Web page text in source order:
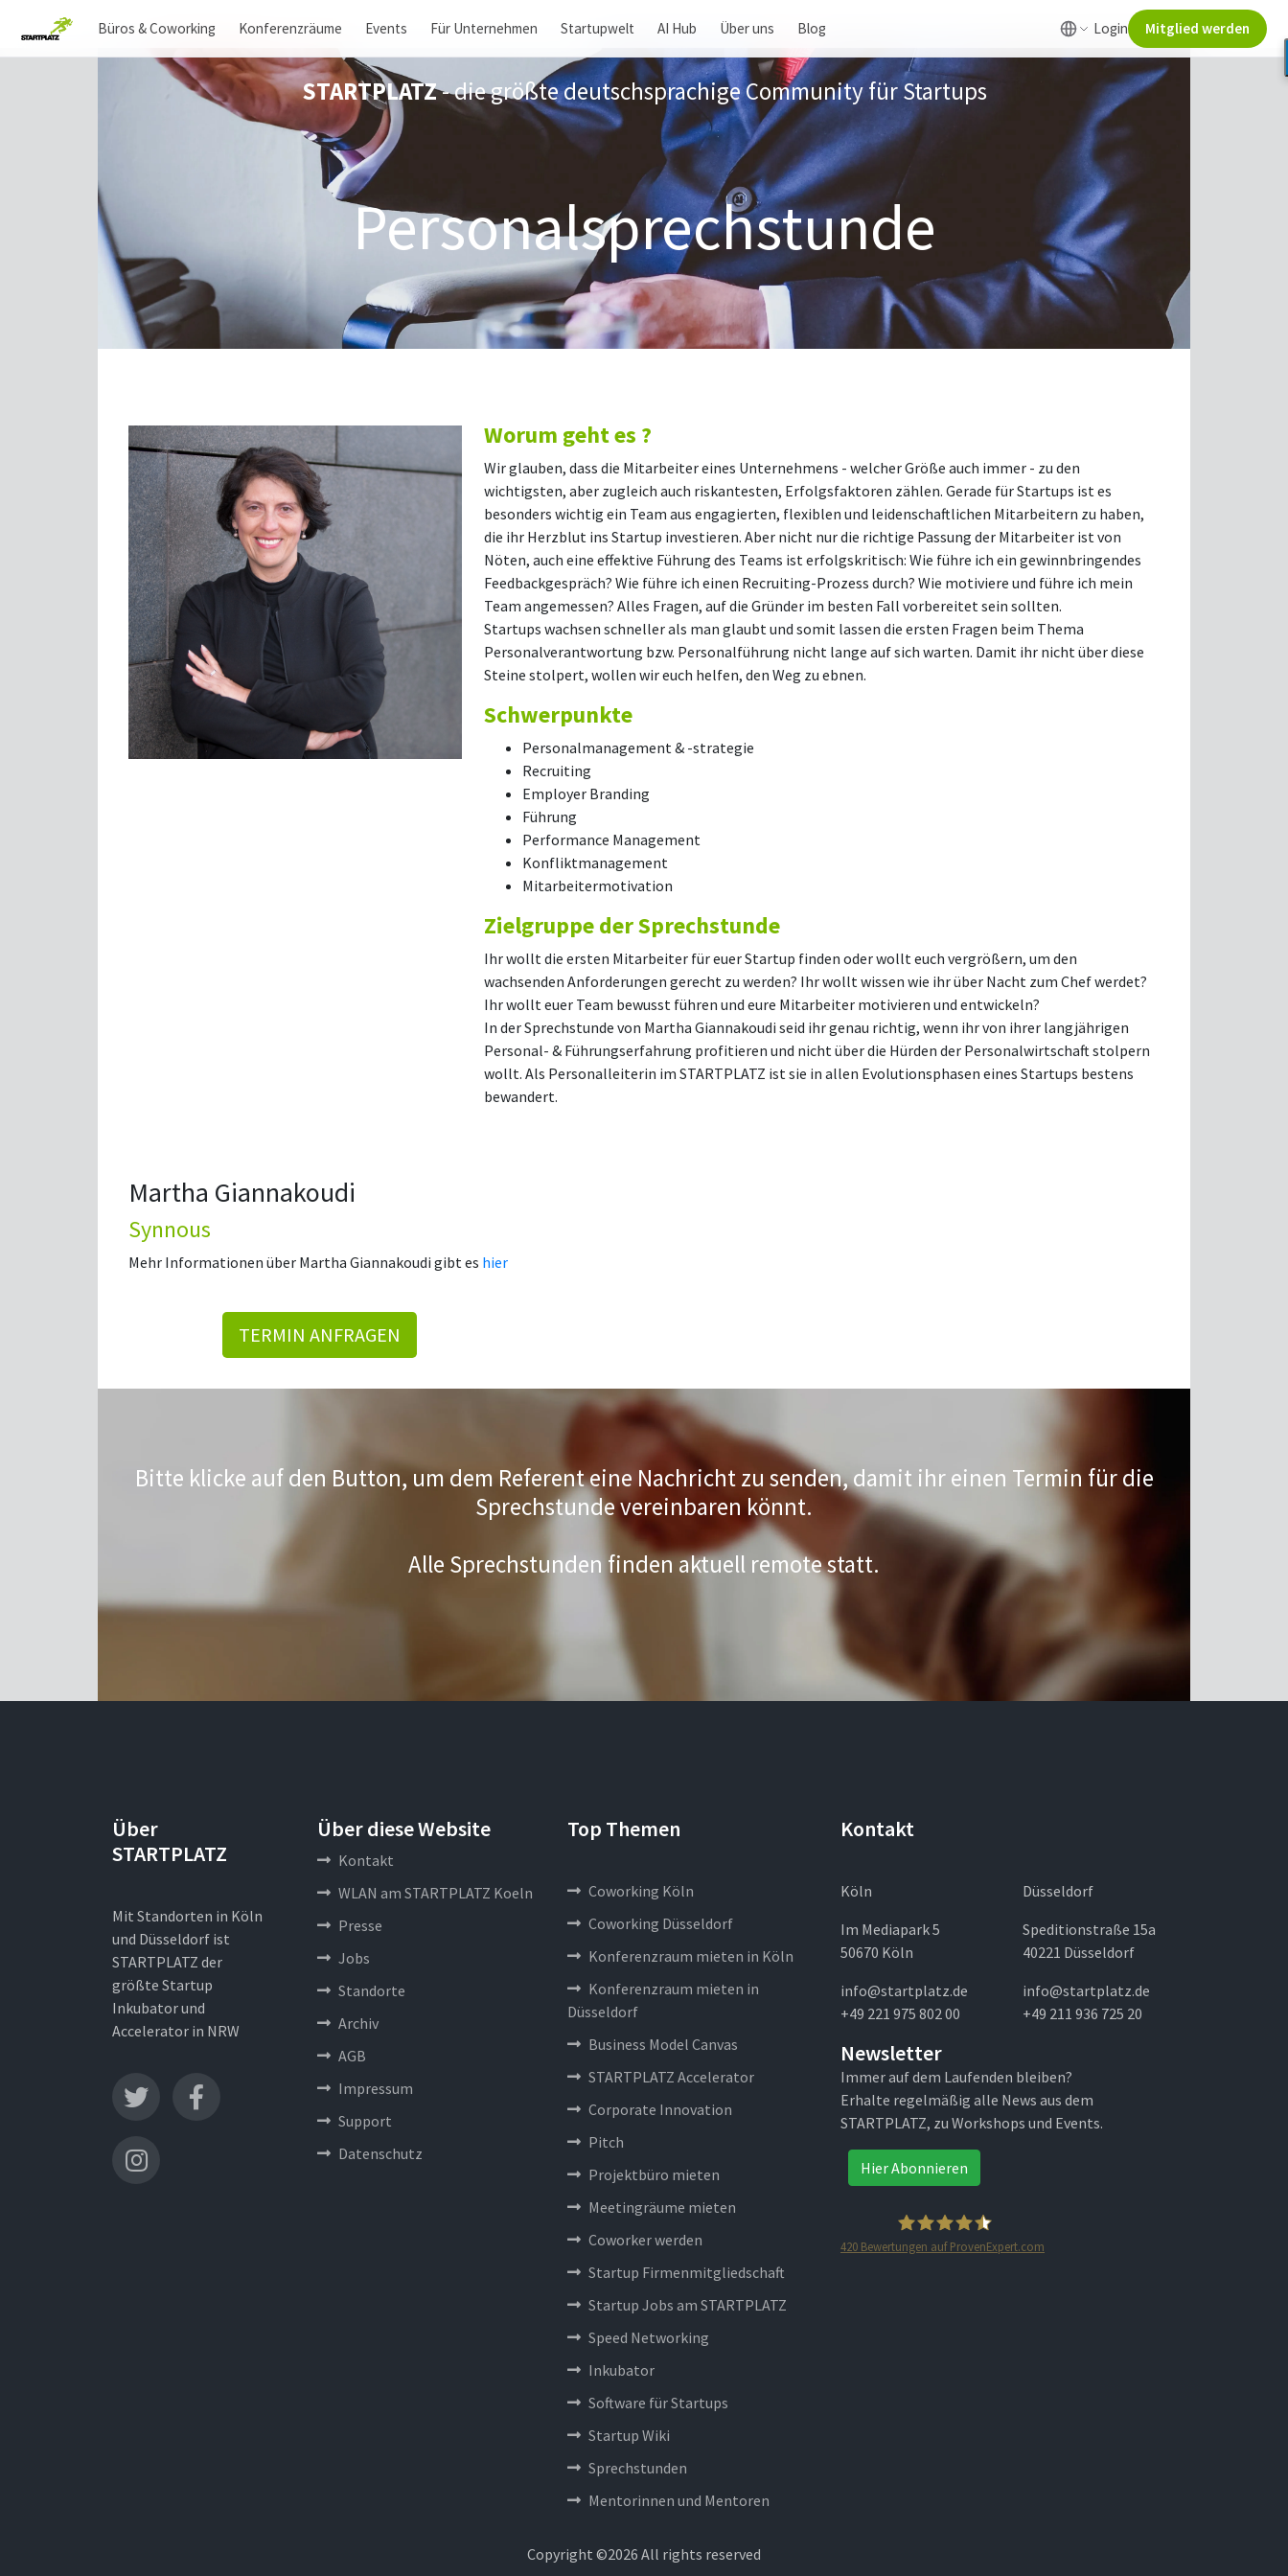
Büros & Coworking Konferenzräume Events Für Unternehmen Startupwelt AI Hub Über uns Blog Login Mitglied werden
STARTPLATZ- die größte deutschsprachige Community für Startups
Personalsprechstunde
Worum geht es ?
Wir glauben, dass die Mitarbeiter eines Unternehmens - welcher Größe auch immer - zu den
wichtigsten, aber zugleich auch riskantesten, Erfolgsfaktoren zählen. Gerade für Startups ist es
besonders wichtig ein Team aus engagierten, flexiblen und leidenschaftlichen Mitarbeitern zu haben,
die ihr Herzblut ins Startup investieren. Aber nicht nur die richtige Passung der Mitarbeiter ist von
Nöten, auch eine effektive Führung des Teams ist erfolgskritisch: Wie führe ich ein gewinnbringendes
Feedbackgespräch? Wie führe ich einen Recruiting-Prozess durch? Wie motiviere und führe ich mein
Team angemessen? Alles Fragen, auf die Gründer im besten Fall vorbereitet sein sollten.
Startups wachsen schneller als man glaubt und somit lassen die ersten Fragen beim Thema
Personalverantwortung bzw. Personalführung nicht lange auf sich warten. Damit ihr nicht über diese
Steine stolpert, wollen wir euch helfen, den Weg zu ebnen.
Schwerpunkte
Personalmanagement & -strategie
Recruiting
Employer Branding
Führung
Performance Management
Konfliktmanagement
Mitarbeitermotivation
Zielgruppe der Sprechstunde
Ihr wollt die ersten Mitarbeiter für euer Startup finden oder wollt euch vergrößern, um den
wachsenden Anforderungen gerecht zu werden? Ihr wollt wissen wie ihr über Nacht zum Chef werdet?
Ihr wollt euer Team bewusst führen und eure Mitarbeiter motivieren und entwickeln?
In der Sprechstunde von Martha Giannakoudi seid ihr genau richtig, wenn ihr von ihrer langjährigen
Personal- & Führungserfahrung profitieren und nicht über die Hürden der Personalwirtschaft stolpern
wollt. Als Personalleiterin im STARTPLATZ ist sie in allen Evolutionsphasen eines Startups bestens
bewandert.
Martha Giannakoudi
Synnous
Mehr Informationen über Martha Giannakoudi gibt es hier
TERMIN ANFRAGEN
Bitte klicke auf den Button, um dem Referent eine Nachricht zu senden, damit ihr einen Termin für die
Sprechstunde vereinbaren könnt.
Alle Sprechstunden finden aktuell remote statt.
Über
STARTPLATZ
Mit Standorten in Köln
und Düsseldorf ist
STARTPLATZ der
größte Startup
Inkubator und
Accelerator in NRW
Über diese Website
Kontakt
WLAN am STARTPLATZ Koeln
Presse
Jobs
Standorte
Archiv
AGB
Impressum
Support
Datenschutz
Top Themen
Coworking Köln
Coworking Düsseldorf
Konferenzraum mieten in Köln
Konferenzraum mieten in
Düsseldorf
Business Model Canvas
STARTPLATZ Accelerator
Corporate Innovation
Pitch
Projektbüro mieten
Meetingräume mieten
Coworker werden
Startup Firmenmitgliedschaft
Startup Jobs am STARTPLATZ
Speed Networking
Inkubator
Software für Startups
Startup Wiki
Sprechstunden
Mentorinnen und Mentoren
Kontakt
Köln
Im Mediapark 5
50670 Köln
info@startplatz.de
+49 221 975 802 00
Düsseldorf
Speditionstraße 15a
40221 Düsseldorf
info@startplatz.de
+49 211 936 725 20
Newsletter
Immer auf dem Laufenden bleiben?
Erhalte regelmäßig alle News aus dem
STARTPLATZ, zu Workshops und Events.
Hier Abonnieren
420 Bewertungen auf ProvenExpert.com
Copyright ©2026 All rights reserved